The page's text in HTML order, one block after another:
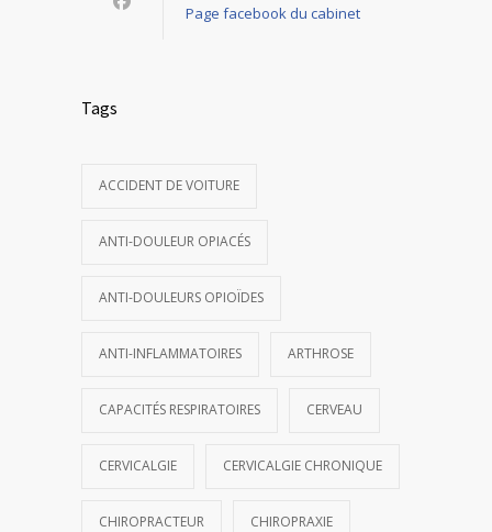
Page facebook du cabinet
Tags
ACCIDENT DE VOITURE
ANTI-DOULEUR OPIACÉS
ANTI-DOULEURS OPIOÏDES
ANTI-INFLAMMATOIRES ARTHROSE
CAPACITÉS RESPIRATOIRES CERVEAU
CERVICALGIE CERVICALGIE CHRONIQUE
CHIROPRACTEUR CHIROPRAXIE